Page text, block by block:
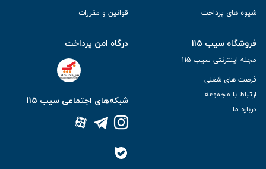
شیوه های پرداخت
قوانین و مقررات
فروشگاه سیب 115
مجله اینترنتی سیب 115
فرصت های شغلی
ارتباط با مجموعه
درباره ما
درگاه امن پرداخت
شبکه‌های اجتماعی سیب 115